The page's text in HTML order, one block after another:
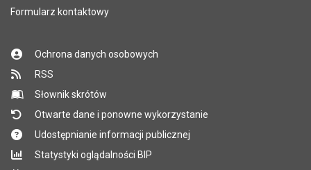
Formularz kontaktowy
Ochrona danych osobowych
RSS
Słownik skrótów
Otwarte dane i ponowne wykorzystanie
Udostępnianie informacji publicznej
Statystyki oglądalności BIP